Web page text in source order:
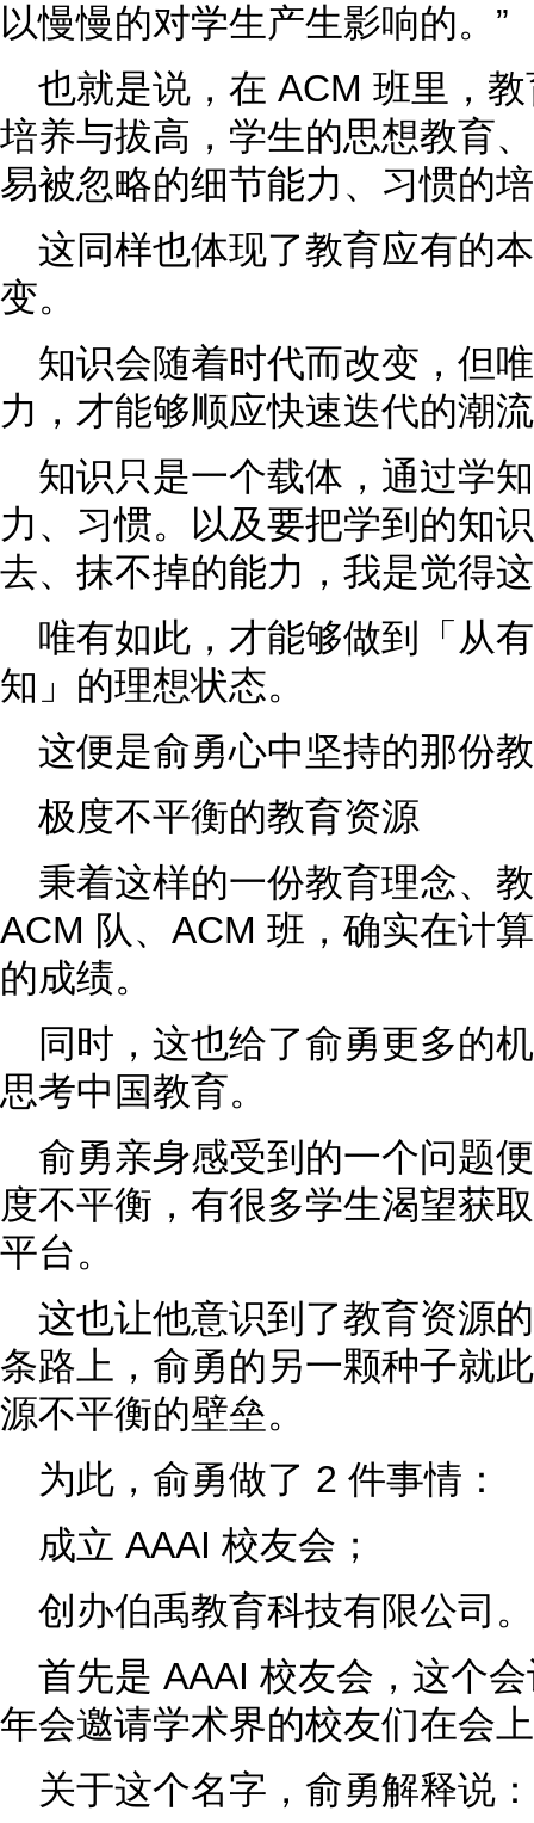
以慢慢的对学生产生影响的。”
也就是说，在 ACM 班里，
培养与拔高，学生的思想教育
易被忽略的细节能力、习惯的
这同样也体现了教育应有的
变。
知识会随着时代而改变，但
力，才能够顺应快速迭代的潮
知识只是一个载体，通过学
力、习惯。以及要把学到的知
去、抹不掉的能力，我是觉得
唯有如此，才能够做到「从
知」的理想状态。
这便是俞勇心中坚持的那份
极度不平衡的教育资源
秉着这样的一份教育理念、
ACM 队、ACM 班，确实在计
的成绩。
同时，这也给了俞勇更多的
思考中国教育。
俞勇亲身感受到的一个问题
度不平衡，有很多学生渴望获
平台。
这也让他意识到了教育资源
条路上，俞勇的另一颗种子就
源不平衡的壁垒。
为此，俞勇做了 2 件事情：
成立 AAAI 校友会；
创办伯禹教育科技有限公司。
首先是 AAAI 校友会，这个
年会邀请学术界的校友们在会
关于这个名字，俞勇解释说：